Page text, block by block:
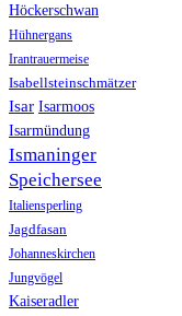
Höckerschwan
Hühnergans
Irantrauermeise
Isabellsteinschmätzer
Isar Isarmoos
Isarmündung
Ismaninger
Speichersee
Italiensperling
Jagdfasan
Johanneskirchen
Jungvögel
Kaiseradler